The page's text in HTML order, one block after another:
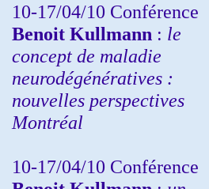
10-17/04/10 Conférence
Benoit Kullmann : le
concept de maladie
neurodégénératives :
nouvelles perspectives
Montréal
10-17/04/10 Conférence